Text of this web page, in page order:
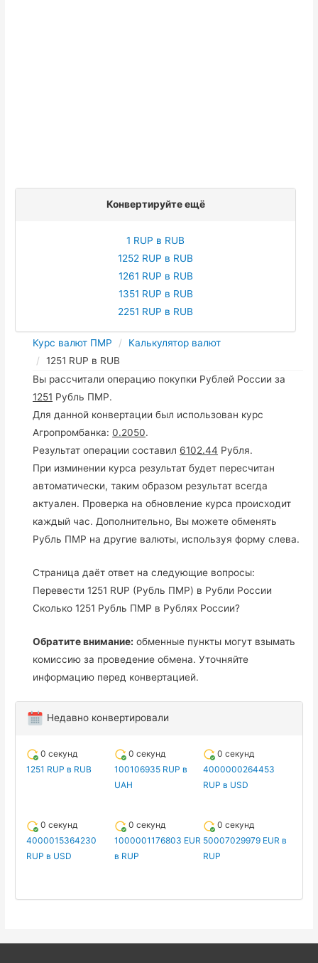
Конвертируйте ещё
1 RUP в RUB
1252 RUP в RUB
1261 RUP в RUB
1351 RUP в RUB
2251 RUP в RUB
Курс валют ПМР
Калькулятор валют
1251 RUP в RUB
Вы рассчитали операцию покупки Рублей России за
1251 Рубль ПМР.
Для данной конвертации был использован курс
Агропромбанка:0.2050.
Результат операции составил 6102.44 Рубля.
При изминении курса результат будет пересчитан
автоматически, таким образом результат всегда
актуален. Проверка на обновление курса происходит
каждый час. Дополнительно, Вы можете обменять
Рубль ПМР на другие валюты, используя форму слева.
Страница даёт ответ на следующие вопросы:
Перевести 1251 RUP (Рубль ПМР) в Рубли России
Сколько 1251 Рубль ПМР в Рублях России?
Обратите внимание: обменные пункты могут взымать
комиссию за проведение обмена. Уточняйте
информацию перед конвертацией.
Недавно конвертировали
0 секунд
1251 RUP в RUB
0 секунд
100106935 RUP в
UAH
0 секунд
4000000264453
RUP в USD
0 секунд
4000015364230
RUP в USD
0 секунд
1000001176803 EUR
в RUP
0 секунд
50007029979 EUR в
RUP